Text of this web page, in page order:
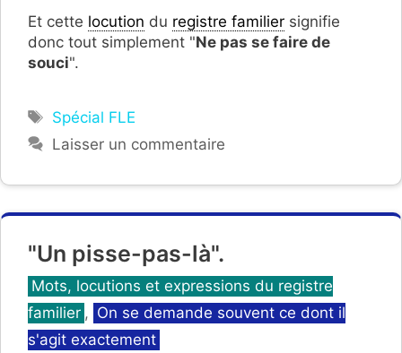
Et cette locution du registre familier signifie
donc tout simplement "Ne pas se faire de
souci".
Étiquettes
Spécial FLE
Laisser un commentaire
"Un pisse-pas-là".
Catégories
Mots, locutions et expressions du registre
familier , On se demande souvent ce dont il
s'agit exactement